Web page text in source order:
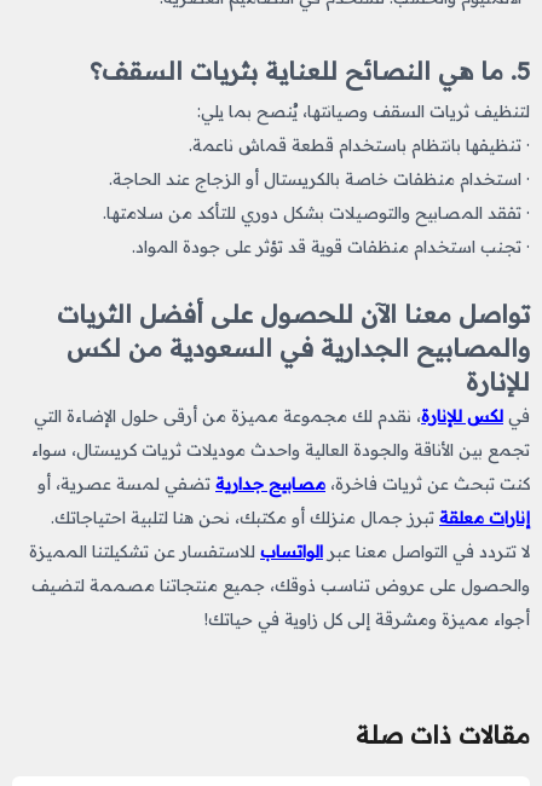
5. ما هي النصائح للعناية بثريات السقف؟
لتنظيف ثريات السقف وصيانتها، يُنصح بما يلي:
· تنظيفها بانتظام باستخدام قطعة قماش ناعمة.
· استخدام منظفات خاصة بالكريستال أو الزجاج عند الحاجة.
· تفقد المصابيح والتوصيلات بشكل دوري للتأكد من سلامتها.
· تجنب استخدام منظفات قوية قد تؤثر على جودة المواد.
تواصل معنا الآن للحصول على أفضل الثريات
والمصابيح الجدارية في السعودية من لكس
للإنارة
في لكس للإنارة، نقدم لك مجموعة مميزة من أرقى حلول الإضاءة التي
تجمع بين الأناقة والجودة العالية واحدث موديلات ثريات كريستال، سواء
كنت تبحث عن ثريات فاخرة، مصابيح جدارية تضفي لمسة عصرية، أو
إنارات معلقة تبرز جمال منزلك أو مكتبك، نحن هنا لتلبية احتياجاتك.
لا تتردد في التواصل معنا عبر الواتساب للاستفسار عن تشكيلتنا المميزة
والحصول على عروض تناسب ذوقك، جميع منتجاتنا مصممة لتضيف
أجواء مميزة ومشرقة إلى كل زاوية في حياتك!
مقالات ذات صلة